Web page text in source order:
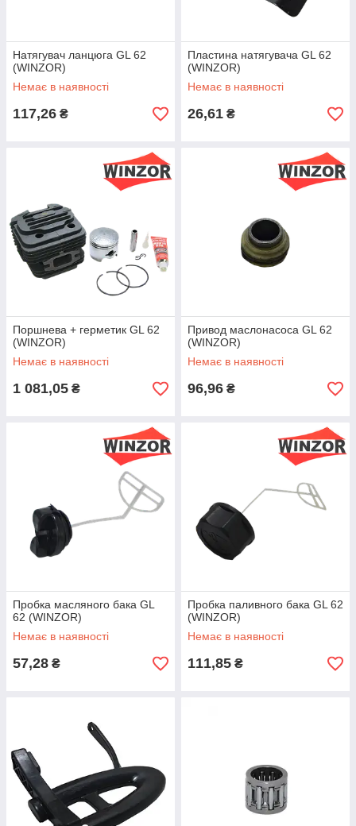
Натягувач ланцюга GL 62
(WINZOR)
Немає в наявності
117,26 ₴
Пластина натягувача GL 62
(WINZOR)
Немає в наявності
26,61 ₴
Поршнева + герметик GL 62
(WINZOR)
Немає в наявності
1 081,05 ₴
Привод маслонасоса GL 62
(WINZOR)
Немає в наявності
96,96 ₴
Пробка масляного бака GL
62 (WINZOR)
Немає в наявності
57,28 ₴
Пробка паливного бака GL 62
(WINZOR)
Немає в наявності
111,85 ₴